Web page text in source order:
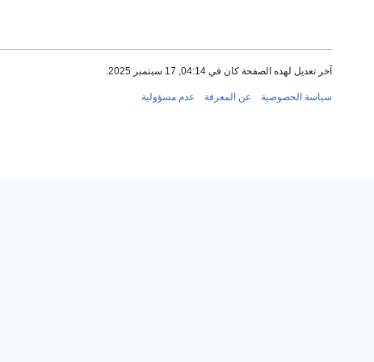
آخر تعديل لهذه الصفحة كان في 04:14, 17 سبتمبر 2025.
سياسة الخصوصية عن المعرفة عدم مسؤولية